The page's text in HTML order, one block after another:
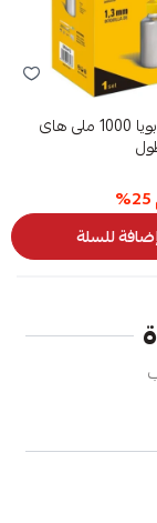
مسدس رش بويا 1000 ملى هاى
25
%
للسلة